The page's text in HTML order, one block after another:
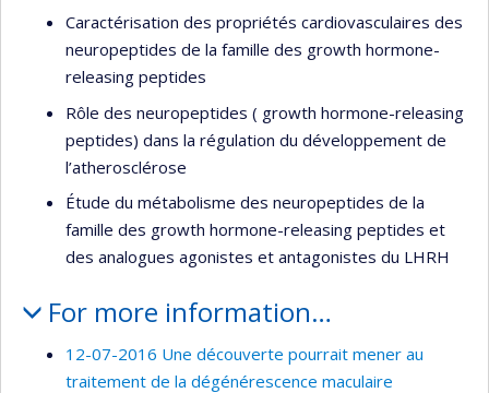
Caractérisation des propriétés cardiovasculaires des
neuropeptides de la famille des growth hormone-
releasing peptides
Rôle des neuropeptides ( growth hormone-releasing
peptides) dans la régulation du développement de
l’atherosclérose
Étude du métabolisme des neuropeptides de la
famille des growth hormone-releasing peptides et
des analogues agonistes et antagonistes du LHRH
For more information…
12-07-2016 Une découverte pourrait mener au
traitement de la dégénérescence maculaire